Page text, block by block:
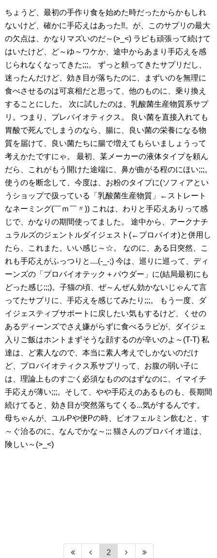
ちょうど、最初の手作り食を始めた時だったからかもしれ
ないけど、確かに手応えはあった!!。が、このサプリの最大
の欠点は、かなりマズいのだ～(>_<) ラピも頑張って続けて
はいたけど、ど～ゆ～ワケか、途中からあまり手応えを感
じられなくなってきた;;;。 ずっと頼ってきたサプリだし、
迷ったんだけど、効き目が落ちたのに、まずいのを無理に
食べさせるのは可哀相だと思って、他のものに、乗り換え
することにした。 次に試したのは、乳酸菌生産物質系サプ
リ。つまり、プレバイオティクス。 良い菌を直接入れても
胃酸で死んでしまうのなら、腸に、良い菌の栄養になる物
質を届けて、良い菌たちに腸で増えてもらいましょうって
考えかたですにゃ。 最初、某メーカーの液体タイプを頼ん
だら、これがもう開けた途端に、鼻が曲がる程のにほい;;;。
使うのを断念して、今度は、お粉のタイプに(ソフィアとい
うショップで扱っている「乳酸菌生産物質」←ストレート
なネーミング(￣ｍ￣〃)) これは、わりと手応えありって感
じで、かなりの期間使ってました。 途中から、アークナチ
ュラルズのジェントルダイジェスト(←プロバイオ)と併用し
たら、これまた、いい感じ～☆。 なのに、ある日突然、こ
れも手応えがふっつりと....(-_-;) 今は、巡りに巡って、ディ
ーンズの「プロバイオテック＋パウダー」に(結局最初にも
どった感じ;;;)。子猫の頃、ぜ～んぜん効かないじゃんて言
ってたサプリに、手応えを感じてみたり;;;。 もう一度、ダ
イジェスティブサポートに戻したい気もするけど、くせの
あるディーンズでさえ嫌がらずに食べるラピが、ダイジェ
入りご飯はホントまずそうな顔するのが辛いのよ～(T-T) 私
達は、ど素人なので、本当に素人考えでしかないのだけ
ど、プロバイオティクス系サプリって、お腹の弱い子に
は、理論上ものすごく必須なもののはずなのに、イマイチ
手応えが薄い;;;。そして、やや手応えのあるものも、長期間
続けてると、効き目が突然落ちてくる...気がするんです。
母ちゃんが、ユルPや便Pの時、ビオフェルミン飲むと、す
～ぐ治るのに、なんでかな～;;; 猫さんのプロバイオ道は、
険しい～(>_<)
2